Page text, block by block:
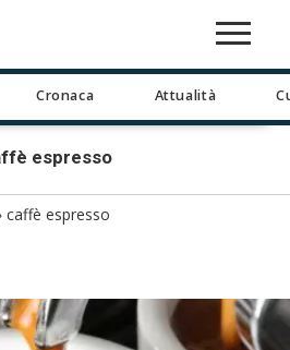
Cronaca Attualità
espresso
caffè espresso